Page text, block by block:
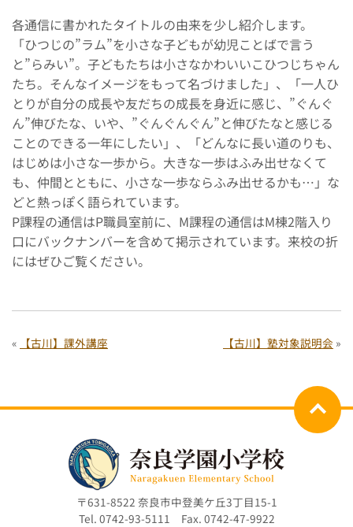
各通信に書かれたタイトルの由来を少し紹介します。
「ひつじの”ラム”を小さな子どもが幼児ことばで言う
と”らみい”。子どもたちは小さなかわいいこひつじちゃん
たち。そんなイメージをもって名づけました」、「一人ひ
とりが自分の成長や友だちの成長を身近に感じ、”ぐんぐ
ん”伸びたな、いや、”ぐんぐんぐん”と伸びたなと感じる
ことのできる一年にしたい」、「どんなに長い道のりも、
はじめは小さな一歩から。大きな一歩はふみ出せなくて
も、仲間とともに、小さな一歩ならふみ出せるかも…」な
どと熱っぽく語られています。
P課程の通信はP職員室前に、M課程の通信はM棟2階入り
口にバックナンバーを含めて掲示されています。来校の折
にはぜひご覧ください。
« 【古川】課外講座 【古川】塾対象説明会 »
〒631-8522 奈良市中登美ケ丘3丁目15-1
Tel. 0742-93-5111 Fax. 0742-47-9922